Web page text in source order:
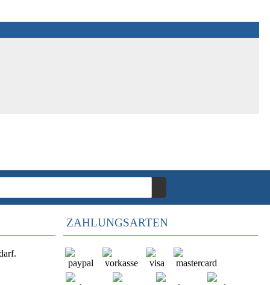
ZAHLUNGSARTEN